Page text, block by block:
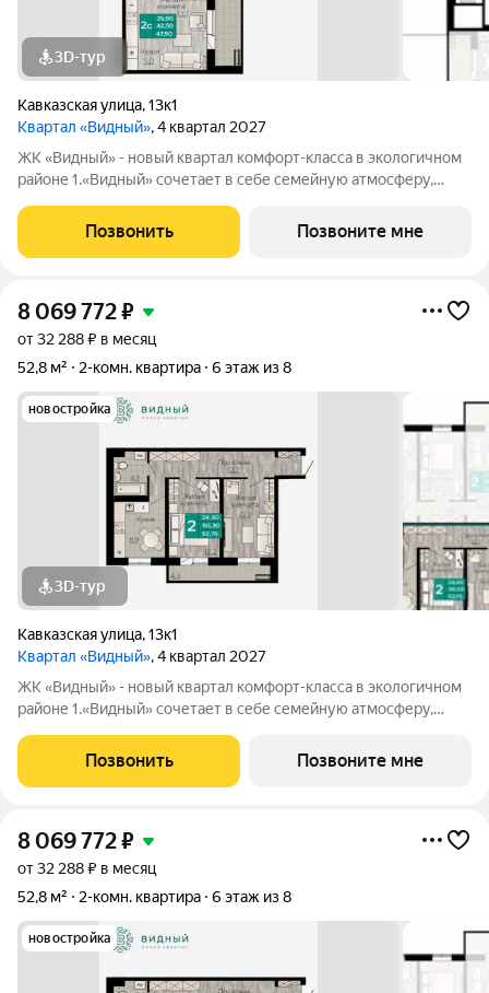
3D-тур
Кавказская улица,13к1
Квартал «Видный», 4 квартал 2027
ЖК «Видный» - новый квартал комфорт-класса в экологичном
районе 1.«Видный» сочетает в себе семейную атмосферу,
дома. 2.В шаговой доступности находятся школы, детские
сады, медицинские
Позвонить Позвоните мне
8 069 772₽
от 32 288 ₽ в месяц
52,8 м²
2-комн. квартира 6 этаж из 8
новостройка
3D-тур
Кавказская улица,13к1
Квартал «Видный», 4 квартал 2027
ЖК «Видный» - новый квартал комфорт-класса в экологичном
районе 1.«Видный» сочетает в себе семейную атмосферу,
дома. 2.В шаговой доступности находятся школы, детские
сады, медицинские
Позвонить Позвоните мне
8 069 772₽
от 32 288 ₽ в месяц
52,8 м²
2-комн. квартира 6 этаж из 8
новостройка